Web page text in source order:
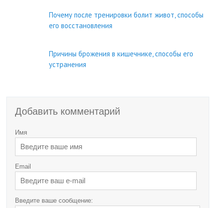
Почему после тренировки болит живот, способы
его восстановления
Причины брожения в кишечнике, способы его
устранения
Добавить комментарий
Имя
Email
Введите ваше сообщение: